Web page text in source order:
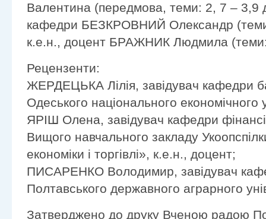
Валентина (передмова, теми: 2, 7 – 3,9
кафедри БЕЗКРОВНИЙ Олександр
к.е.н., доцент БРАЖНИК Людмила
Рецензенти:
ЖЕРДЕЦЬКА Лілія, завідувач кафедри
Одеського національного економічного
ЯРІШ Олена, завідувач кафедри
Вищого навчального закладу
економіки і торгівлі», к.е.н., доцент;
ПИСАРЕНКО Володимир, завідувач
Полтавського державного аграрного
Затверджено до друку Вченою радою